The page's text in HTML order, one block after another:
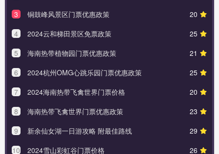
20
3
铜鼓峰风景区门票优惠政策
25
4
2024云和梯田景区免票政策
21
5
海南热带植物园门票优惠政策
25
6
2024杭州OMG心跳乐园门票优惠政策
20
7
2024海南热带飞禽世界门票价格
23
8
海南热带飞禽世界门票优惠政策
29
9
新余仙女湖一日游攻略 附最佳路线
26
10 2024雪山彩虹谷门票价格